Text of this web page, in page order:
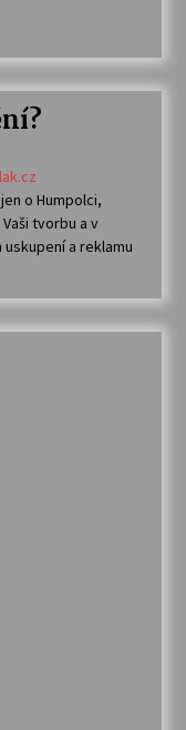
o Humpolci,
tvorbu a v
a reklamu